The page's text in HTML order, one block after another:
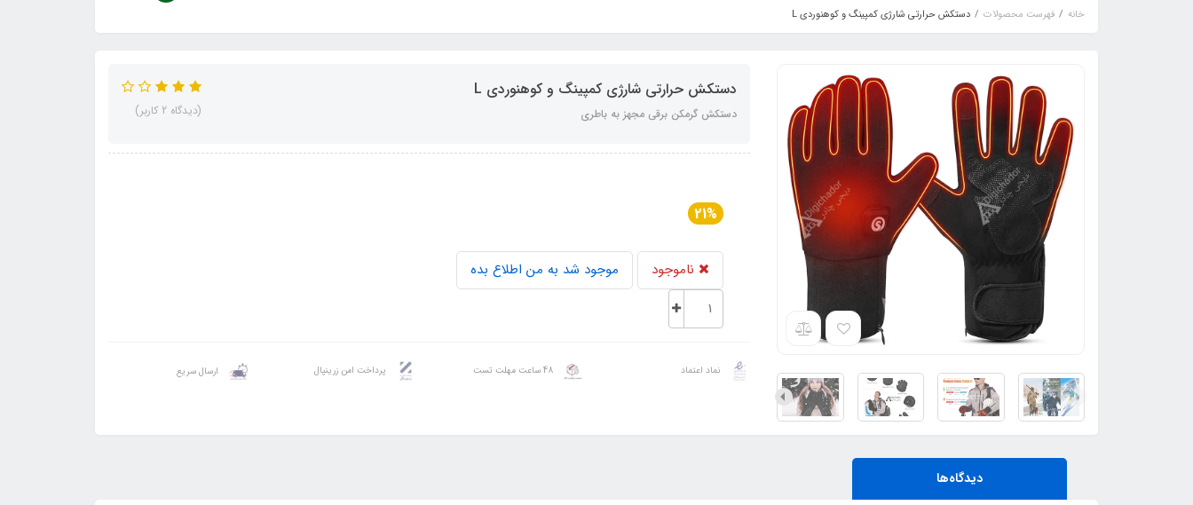
خانه فهرست محصولات دستکش حرارتی شارژی کمپینگ و کوهنوردی L
دستکش حرارتی شارژی کمپینگ و کوهنوردی L
دستکش گرمکن برقی مجهز به باطری (دیدگاه 2 کاربر)
21%
ناموجود موجود شد به من اطلاع بده
نماد اعتماد 48 ساعت مهلت تست پرداخت امن زرینپال ارسال سریع
دیدگاه‌ها